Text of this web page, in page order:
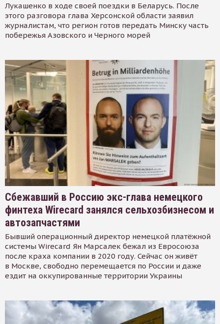
Лукашенко в ходе своей поездки в Беларусь. После
этого разговора глава Херсонской области заявил
журналистам, что регион готов передать Минску часть
побережья Азовского и Черного морей
Сбежавший в Россию экс-глава немецкого
финтеха Wirecard занялся сельхозбизнесом и
автозапчастями
Бывший операционный директор немецкой платёжной
системы Wirecard Ян Марсалек бежал из Евросоюза
после краха компании в 2020 году. Сейчас он живёт
в Москве, свободно перемещается по России и даже
ездит на оккупированные территории Украины